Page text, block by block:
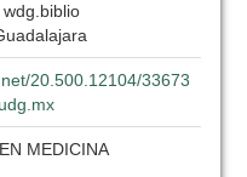
20.500.12104/33673
MEDICINA